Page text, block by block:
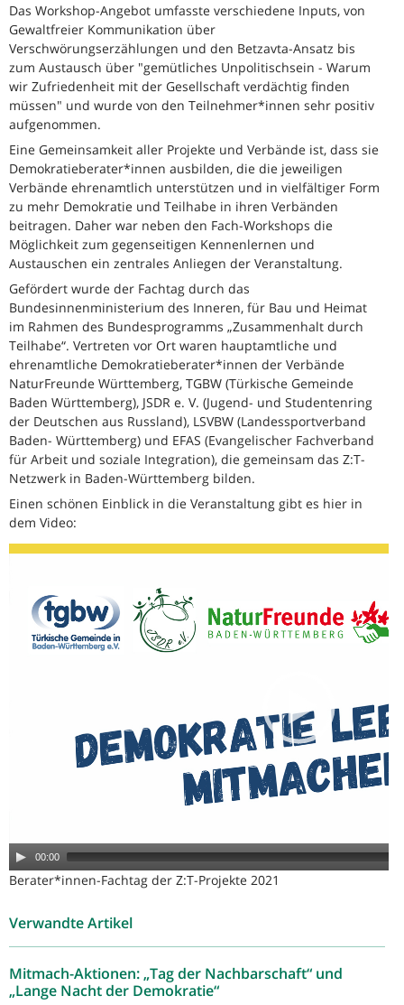
Das Workshop-Angebot umfasste verschiedene Inputs, von
Gewaltfreier Kommunikation über
Verschwörungserzählungen und den Betzavta-Ansatz bis
zum Austausch über "gemütliches Unpolitischsein - Warum
wir Zufriedenheit mit der Gesellschaft verdächtig finden
müssen" und wurde von den Teilnehmer*innen sehr positiv
aufgenommen.
Eine Gemeinsamkeit aller Projekte und Verbände ist, dass sie
Demokratieberater*innen ausbilden, die die jeweiligen
Verbände ehrenamtlich unterstützen und in vielfältiger Form
zu mehr Demokratie und Teilhabe in ihren Verbänden
beitragen. Daher war neben den Fach-Workshops die
Möglichkeit zum gegenseitigen Kennenlernen und
Austauschen ein zentrales Anliegen der Veranstaltung.
Gefördert wurde der Fachtag durch das
Bundesinnenministerium des Inneren, für Bau und Heimat
im Rahmen des Bundesprogramms „Zusammenhalt durch
Teilhabe“. Vertreten vor Ort waren hauptamtliche und
ehrenamtliche Demokratieberater*innen der Verbände
NaturFreunde Württemberg, TGBW (Türkische Gemeinde
Baden Württemberg), JSDR e. V. (Jugend- und Studentenring
der Deutschen aus Russland), LSVBW (Landessportverband
Baden- Württemberg) und EFAS (Evangelischer Fachverband
für Arbeit und soziale Integration), die gemeinsam das Z:T-
Netzwerk in Baden-Württemberg bilden.
Einen schönen Einblick in die Veranstaltung gibt es hier in
dem Video:
00:00
Berater*innen-Fachtag der Z:T-Projekte 2021
Verwandte Artikel
Mitmach-Aktionen: „Tag der Nachbarschaft“ und
„Lange Nacht der Demokratie“